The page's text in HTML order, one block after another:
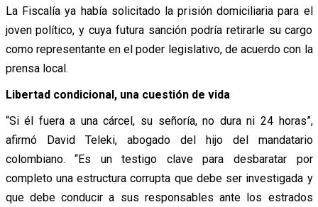
La Fiscalía ya había solicitado la prisión domiciliaria para el
joven político, y cuya futura sanción podría retirarle su cargo
como representante en el poder legislativo, de acuerdo con la
prensa local.
Libertad condicional, una cuestión de vida
“Si él fuera a una cárcel, su señoría, no dura ni 24 horas”,
afirmó David Teleki, abogado del hijo del mandatario
colombiano. “Es un testigo clave para desbaratar por
completo una estructura corrupta que debe ser investigada y
que debe conducir a sus responsables ante los estrados